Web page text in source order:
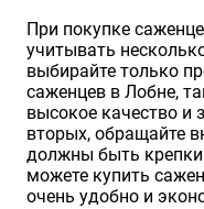
При покупке
учитывать
выбирайте только
саженцев в Лобне,
высокое качество и
вторых, обращайте
должны быть
можете купить
очень удобно и